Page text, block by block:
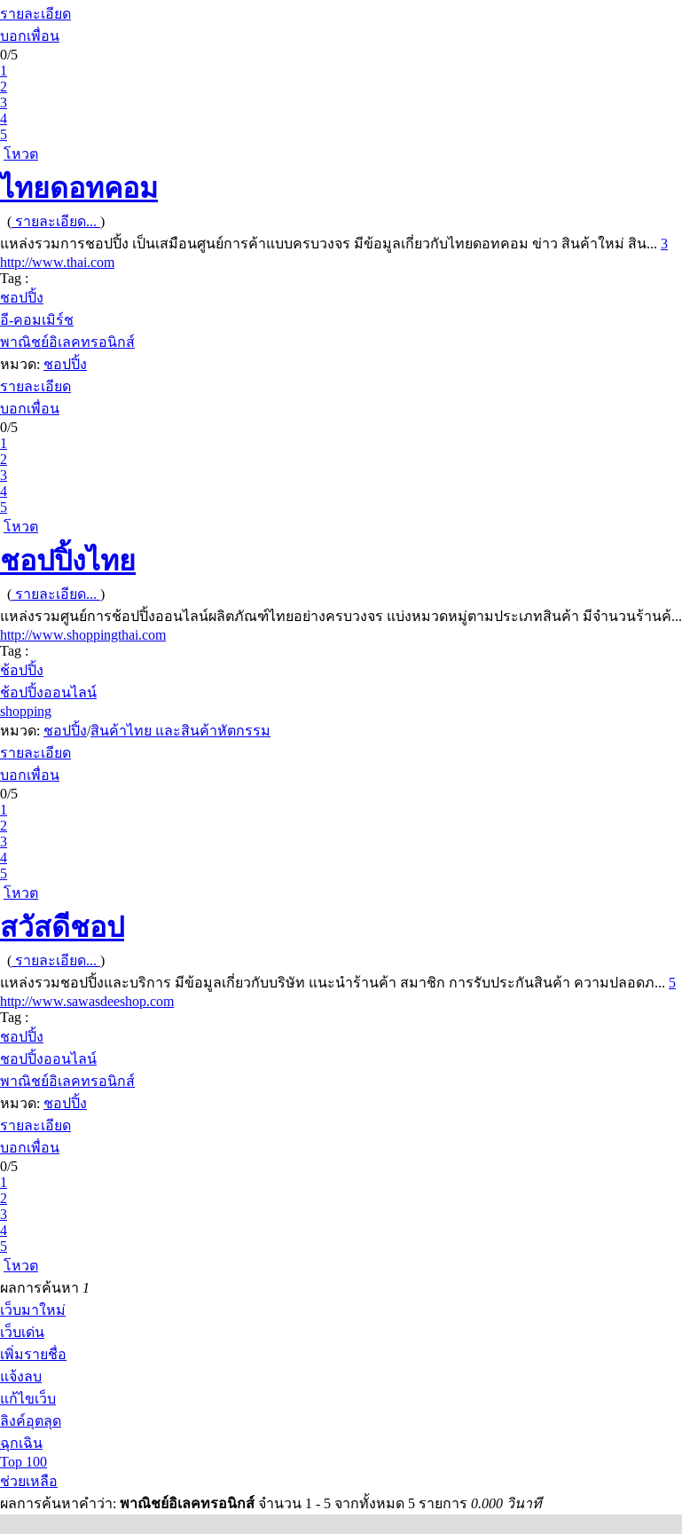
รายละเอียด
บอกเพื่อน
0/5
1
2
3
4
5
โหวต
ไทยดอทคอม
( รายละเอียด... )
แหล่งรวมการชอปปิ้ง เป็นเสมือนศูนย์การค้าแบบครบวงจร มีข้อมูลเกี่ยวกับไทยดอทคอม ข่าว สินค้าใหม่ สิน... 3
http://www.thai.com
Tag :
ชอปปิ้ง
อี-คอมเมิร์ช
พาณิชย์อิเลคทรอนิกส์
หมวด: ชอปปิ้ง
รายละเอียด
บอกเพื่อน
0/5
1
2
3
4
5
โหวต
ชอปปิ้งไทย
( รายละเอียด... )
แหล่งรวมศูนย์การช้อปปิ้งออนไลน์ผลิตภัณฑ์ไทยอย่างครบวงจร แบ่งหมวดหมู่ตามประเภทสินค้า มีจำนวนร้านค้...
http://www.shoppingthai.com
Tag :
ช้อปปิ้ง
ช้อปปิ้งออนไลน์
shopping
หมวด: ชอปปิ้ง/สินค้าไทย และสินค้าหัตกรรม
รายละเอียด
บอกเพื่อน
0/5
1
2
3
4
5
โหวต
สวัสดีชอป
( รายละเอียด... )
แหล่งรวมชอปปิ้งและบริการ มีข้อมูลเกี่ยวกับบริษัท แนะนำร้านค้า สมาชิก การรับประกันสินค้า ความปลอดภ... 5
http://www.sawasdeeshop.com
Tag :
ชอปปิ้ง
ชอปปิ้งออนไลน์
พาณิชย์อิเลคทรอนิกส์
หมวด: ชอปปิ้ง
รายละเอียด
บอกเพื่อน
0/5
1
2
3
4
5
โหวต
ผลการค้นหา 1
เว็บมาใหม่
เว็บเด่น
เพิ่มรายชื่อ
แจ้งลบ
แก้ไขเว็บ
ลิงค์อุตลุด
ฉุกเฉิน
Top 100
ช่วยเหลือ
ผลการค้นหาคำว่า: พาณิชย์อิเลคทรอนิกส์ จำนวน 1 - 5 จากทั้งหมด 5 รายการ 0.000 วินาที